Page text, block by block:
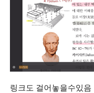
링크도 걸어놓을수있